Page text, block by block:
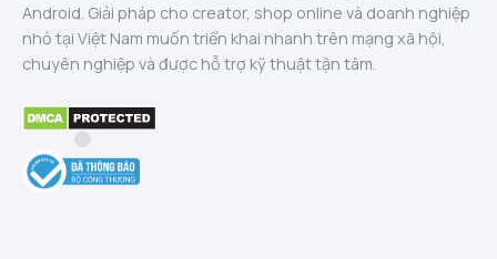
Android. Giải pháp cho creator, shop online và doanh nghiệp
nhỏ tại Việt Nam muốn triển khai nhanh trên mạng xã hội,
chuyên nghiệp và được hỗ trợ kỹ thuật tận tâm.